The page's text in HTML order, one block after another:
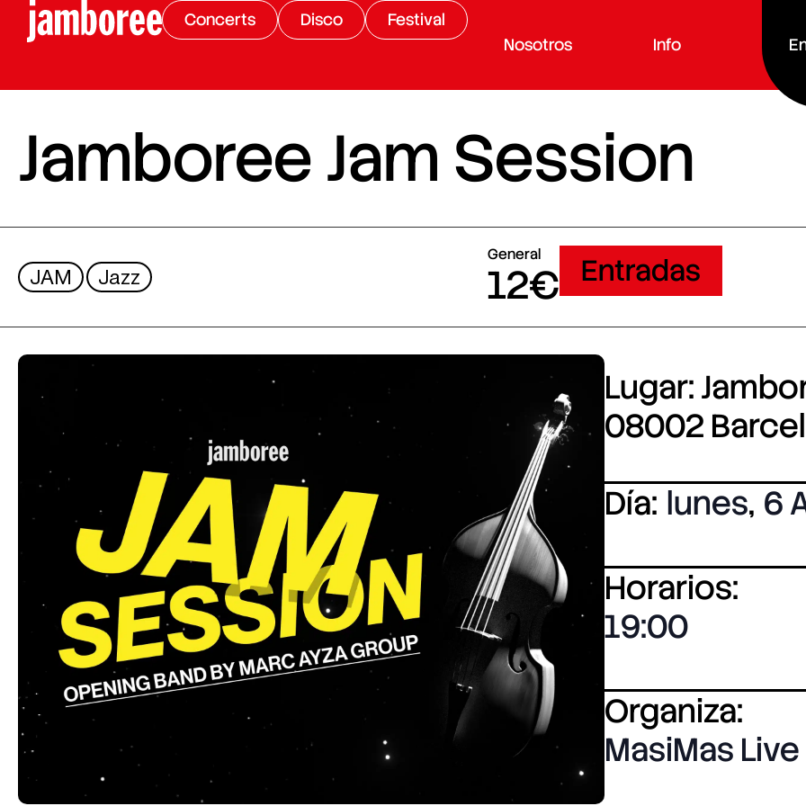
Concerts Disco
Festival
Nosotros
Info
Jamboree Jam Session
JAM Jazz
General
12€ Entradas
Lugar:
08002
Día: lunes, 6
Horarios:
19:00
Organiza:
MasiMas Live